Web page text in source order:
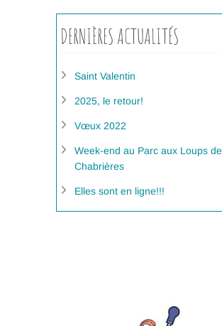
DERNIÈRES ACTUALITÉS
Saint Valentin
2025, le retour!
Vœux 2022
Week-end au Parc aux Loups de
Chabrières
Elles sont en ligne!!!